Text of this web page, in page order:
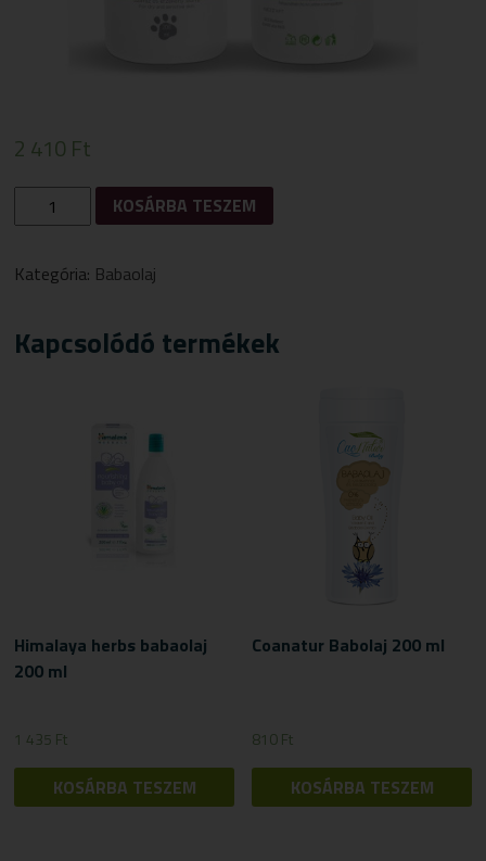
2 410 Ft
BABAOLAJ
MENNYISÉG
KOSÁRBA TESZEM
Kategória: Babaolaj
Kapcsolódó termékek
Himalaya herbs babaolaj
200 ml
1 435 Ft
KOSÁRBA TESZEM
Coanatur Babolaj 200 ml
810Ft
KOSÁRBA TESZEM